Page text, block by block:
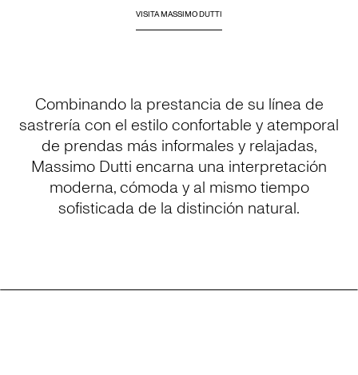
VISITA MASSIMO DUTTI
Combinando la prestancia de su línea de
sastrería con el estilo confortable y atemporal
de prendas más informales y relajadas,
Massimo Dutti encarna una interpretación
moderna, cómoda y al mismo tiempo
sofisticada de la distinción natural.